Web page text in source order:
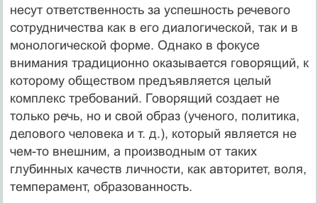
несут ответственность за успешность речевого
сотрудничества как в его диалогической, так и в
монологической форме. Однако в фокусе
внимания традиционно оказывается говорящий, к
которому обществом предъявляется целый
комплекс требований. Говорящий создает не
только речь, но и свой образ (ученого, политика,
делового человека и т. д.), который является не
чем-то внешним, а производным от таких
глубинных качеств личности, как авторитет, воля,
темперамент, образованность.